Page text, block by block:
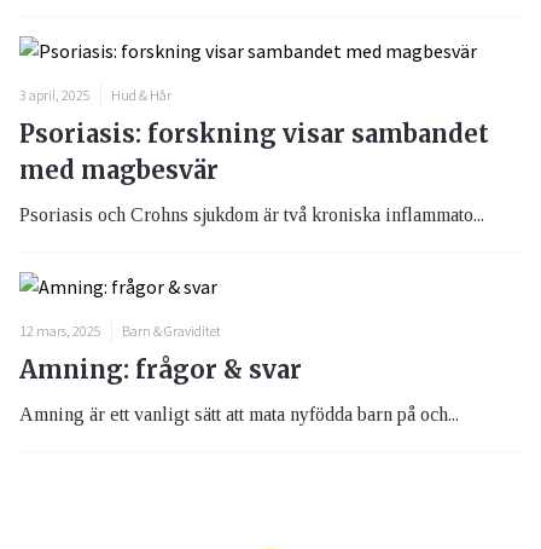
3 april, 2025 Hud & Hår
Psoriasis: forskning visar sambandet
med magbesvär
Psoriasis och Crohns sjukdom är två kroniska inflammato...
12 mars, 2025 Barn & Graviditet
Amning: frågor & svar
Amning är ett vanligt sätt att mata nyfödda barn på och...